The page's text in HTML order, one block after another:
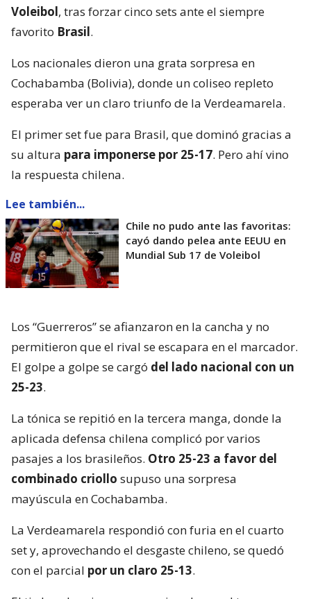
Voleibol, tras forzar cinco sets ante el siempre
favorito Brasil.
Los nacionales dieron una grata sorpresa en
Cochabamba (Bolivia), donde un coliseo repleto
esperaba ver un claro triunfo de la Verdeamarela.
El primer set fue para Brasil, que dominó gracias a
su altura para imponerse por 25-17. Pero ahí vino
la respuesta chilena.
Lee también...
Chile no pudo ante las favoritas:
cayó dando pelea ante EEUU en
Mundial Sub 17 de Voleibol
Los “Guerreros” se afianzaron en la cancha y no
permitieron que el rival se escapara en el marcador.
El golpe a golpe se cargó del lado nacional con un
25-23.
La tónica se repitió en la tercera manga, donde la
aplicada defensa chilena complicó por varios
pasajes a los brasileños. Otro 25-23 a favor del
combinado criollo supuso una sorpresa
mayúscula en Cochabamba.
La Verdeamarela respondió con furia en el cuarto
set y, aprovechando el desgaste chileno, se quedó
con el parcial por un claro 25-13.